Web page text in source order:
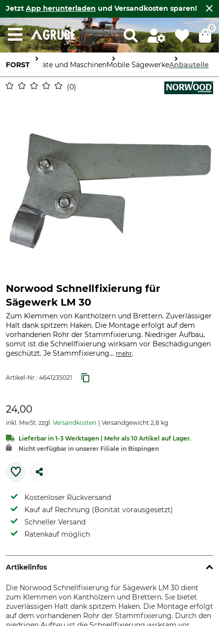
Jetzt App herunterladen und Versandkosten sparen!
0
FORST Geräte und MaschinenMobile SägewerkeAnbauteile
0
Norwood Schnellfixierung für
Sägewerk LM 30
Zum Klemmen von Kanthölzern und Brettern. Zuverlässiger
Halt dank spitzem Haken. Die Montage erfolgt auf dem
vorhandenen Rohr der Stammfixierung. Niedriger Aufbau,
somit ist die Schnellfixierung wirksam vor Beschädigungen
geschützt. Je Stammfixierung... mehr.
Artikel-Nr.: 4641235021
24,00
inkl. MwSt. zzgl. Versandkosten Versandgewicht 2,8 kg
Lieferbar in 1-3 Werktagen | Mehr als 10 Artikel auf Lager.
Nicht verfügbar in unserer Filiale in Bispingen
Kostenloser Rückversand
Kauf auf Rechnung (Bonität vorausgesetzt)
Schneller Versand
Ratenkauf möglich
Artikelinfos
Die Norwood Schnellfixierung für Sägewerk LM 30 dient
zum Klemmen von Kanthölzern und Brettern. Sie bietet
zuverlässigen Halt dank spitzem Haken. Die Montage erfolgt
auf dem vorhandenen Rohr der Stammfixierung. Durch den